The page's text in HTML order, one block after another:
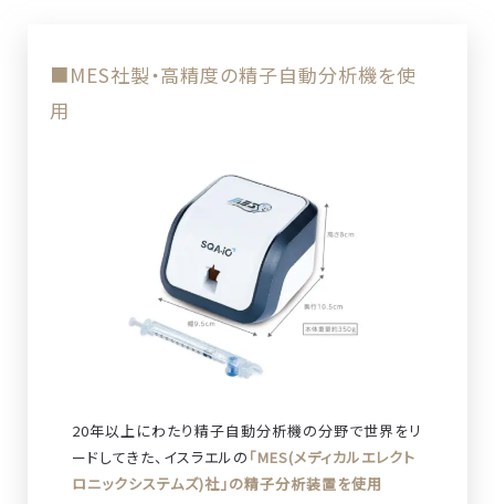
■MES社製・高精度の精子自動分析機を使
用
20年以上にわたり精子自動分析機の分野で世界をリ
ードしてきた、イスラエルの 「MES(メディカルエレクト
ロニックシステムズ)社」の精子分析装置を使用